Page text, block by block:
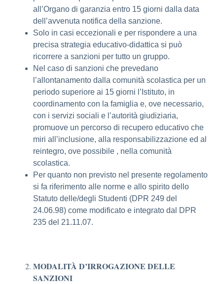
all’Organo di garanzia entro 15 giorni dalla data
dell’avvenuta notifica della sanzione.
Solo in casi eccezionali e per rispondere a una
precisa strategia educativo-didattica si può
ricorrere a sanzioni per tutto un gruppo.
Nel caso di sanzioni che prevedano
l’allontanamento dalla comunità scolastica per un
periodo superiore ai 15 giorni l’Istituto, in
coordinamento con la famiglia e, ove necessario,
con i servizi sociali e l’autorità giudiziaria,
promuove un percorso di recupero educativo che
miri all’inclusione, alla responsabilizzazione ed al
reintegro, ove possibile , nella comunità
scolastica.
Per quanto non previsto nel presente regolamento
si fa riferimento alle norme e allo spirito dello
Statuto delle/degli Studenti (DPR 249 del
24.06.98) come modificato e integrato dal DPR
235 del 21.11.07.
MODALITÀ D’IRROGAZIONE DELLE
SANZIONI